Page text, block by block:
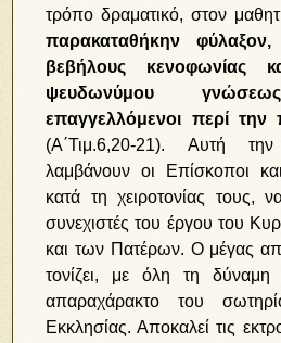
τρόπο δραματικό, στον
παρακαταθήκην
βεβήλους κενοφωνίας
ψευδωνύμου
επαγγελλόμενοι περί την
(Α΄Τιμ.6,20-21). Αυτή
λαμβάνουν οι Επίσκοποι
κατά τη χειροτονίας τους,
συνεχιστές του έργου του
και των Πατέρων. Ο μέγας
τονίζει, με όλη τη
απαραχάρακτο του
Εκκλησίας. Αποκαλεί τις